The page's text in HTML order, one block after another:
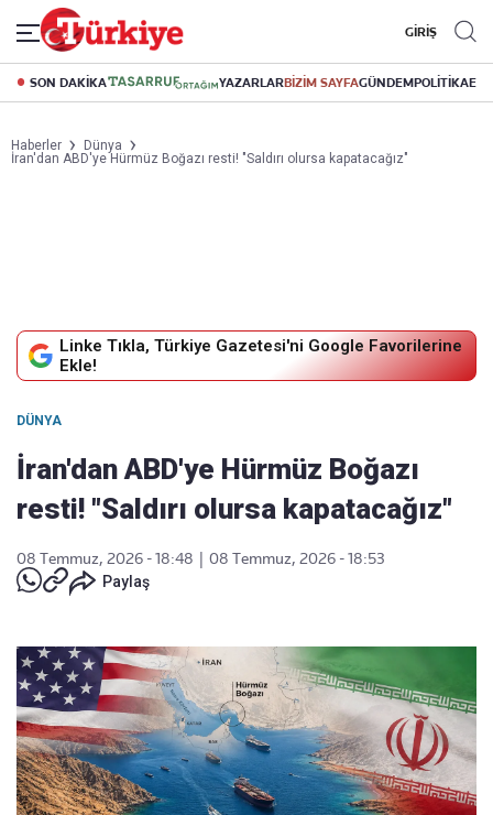
GİRİŞ
SON DAKİKA YAZARLARBİZİM SAYFAGÜNDEMPOLİTİKA
Haberler
Dünya
İran'dan ABD'ye Hürmüz Boğazı resti! "Saldırı olursa kapatacağız"
Linke Tıkla, Türkiye Gazetesi'ni Google Favorilerine
Ekle!
DÜNYA
İran'dan ABD'ye Hürmüz Boğazı
resti! "Saldırı olursa kapatacağız"
08 Temmuz, 2026 - 18:48
08 Temmuz, 2026 - 18:53
Paylaş